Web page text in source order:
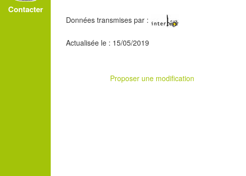
Contacter
Données transmises par :
Actualisée le : 15/05/2019
Proposer une modification